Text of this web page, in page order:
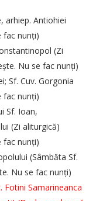
Antiohiei
fac nunți)
(Zi
Nu se fac nunți)
Sf. Cuv. Gorgonia
fac nunți)
Sf. Ioan,
(Zi aliturgică)
fac nunți)
(Sâmbăta Sf.
Nu se fac nunți)
Samarineanca